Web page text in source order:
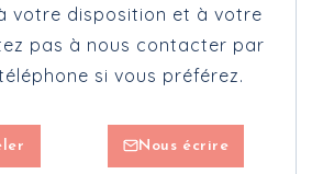
votre disposition et à votre
pas à nous contacter par
si vous préférez.
Nous écrire